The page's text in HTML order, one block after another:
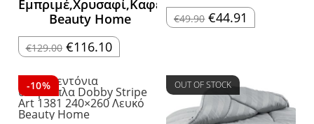
Εμπριμέ,Χρυσαφί,Καφέ
Beauty Home
€129.00 Original
price
€129.00.
€116.10Η
τρέχουσα
€49.90 Original
price
€44.91 Η
τρέχουσα
-10% OUT OF STOCK